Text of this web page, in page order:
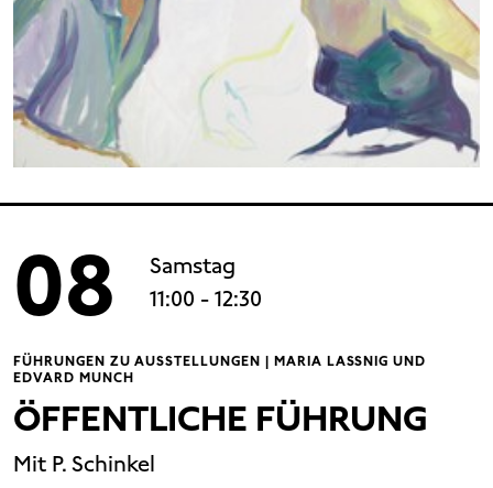
08
Samstag
11:00 - 12:30
FÜHRUNGEN ZU AUSSTELLUNGEN | MARIA LASSNIG UND
EDVARD MUNCH
ÖFFENTLICHE FÜHRUNG
Mit P. Schinkel